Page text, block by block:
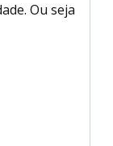
Ou seja